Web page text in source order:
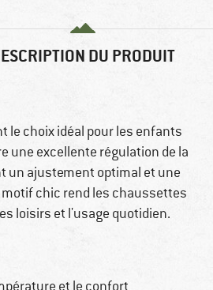
DU PRODUIT
le choix idéal pour les enfants
une excellente régulation de la
un ajustement optimal et une
chic rend les chaussettes
loisirs et l'usage quotidien.
et le confort